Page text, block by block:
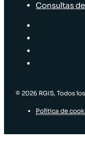
Consultas
© 2026 RGIS, Todos
Política de